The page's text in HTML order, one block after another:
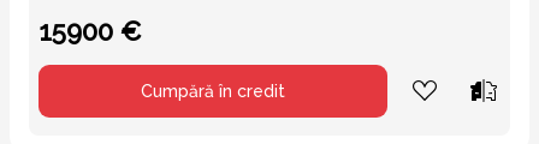
15900 €
Cumpără în credit